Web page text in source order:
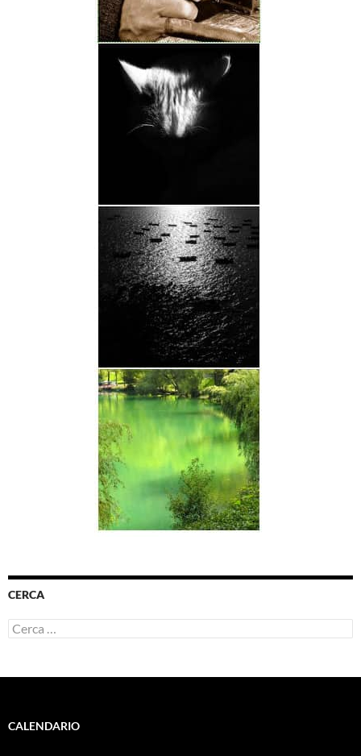
CERCA
Ricerca
per:
CALENDARIO